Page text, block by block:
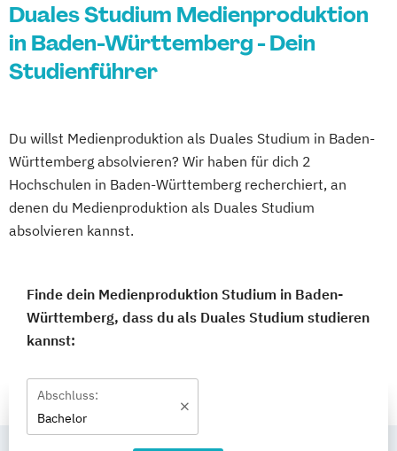
Duales Studium Medienproduktion
in Baden-Württemberg - Dein
Studienführer
Du willst Medienproduktion als Duales Studium in Baden-
Württemberg absolvieren? Wir haben für dich 2
Hochschulen in Baden-Württemberg recherchiert, an
denen du Medienproduktion als Duales Studium
absolvieren kannst.
Finde dein Medienproduktion Studium in Baden-
Württemberg, dass du als Duales Studium studieren
kannst:
Abschluss:
Bachelor